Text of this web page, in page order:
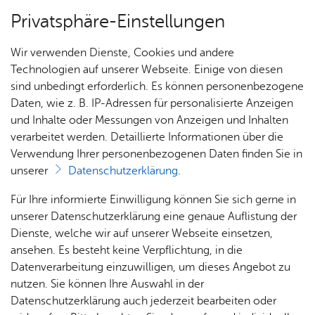
Über­sicht Bür­ger & Stadt
Rat­
haus &
Bür­
ger­
ser­vice
Rat­
häu­ser
Nach­
rich­
ten,
Vi­de­os
& Bil­
der
Me­di­
Jobs
Stel­
len­an­
ge­bo­te
Aus­bil­
dung &
Stu­di­
Bauen
& Um­
welt
Geo­
da­ten
Ge­
sund­
heit &
kum
Stadt­ge­schich­te
Vor­le­sen
Stadt­chro­nik
In der Friedrichshafener Stadtchronik werden die
vielfältigen historischen Geschehnisse in griffiger
Form zusammengeführt. Kennen Sie ein
bedeutendes historisches Ereignis, das nicht in
der Chronik aufgeführt ist? Dann nutzen Sie das
Formular für einen neuen Eintrag.
Privatsphäre-Einstellungen
Wir verwenden Dienste, Cookies und andere
Technologien auf unserer Webseite. Einige von diesen
sind unbedingt erforderlich. Es können personenbezogene
Daten, wie z. B. IP-Adressen für personalisierte Anzeigen
und Inhalte oder Messungen von Anzeigen und Inhalten
verarbeitet werden. Detaillierte Informationen über die
Verwendung Ihrer personenbezogenen Daten finden Sie in
unserer
Datenschutzerklärung.
Für Ihre informierte Einwilligung können Sie sich gerne in
unserer Datenschutzerklärung eine genaue Auflistung der
Dienste, welche wir auf unserer Webseite einsetzen,
ansehen. Es besteht keine Verpflichtung, in die
Datenverarbeitung einzuwilligen, um dieses Angebot zu
nutzen. Sie können Ihre Auswahl in der
Datenschutzerklärung auch jederzeit bearbeiten oder